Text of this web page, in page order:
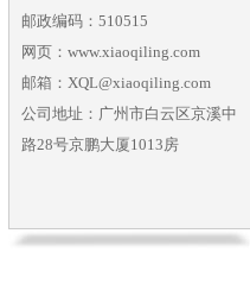
邮政编码：510515
网页：www.xiaoqiling.com
邮箱：XQL@xiaoqiling.com
公司地址：广州市白云区京溪中
路28号京鹏大厦1013房